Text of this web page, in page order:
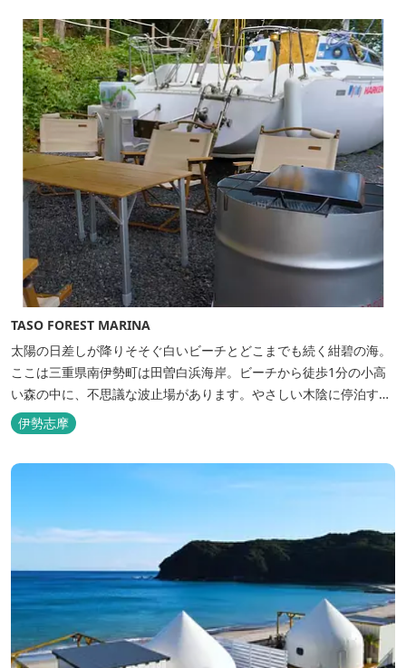
TASO FOREST MARINA
太陽の日差しが降りそそぐ白いビーチとどこまでも続く紺碧の海。
ここは三重県南伊勢町は田曽白浜海岸。ビーチから徒歩1分の小高
い森の中に、不思議な波止場があります。やさしい木陰に停泊する
のは3艇のヨット。日本初の森のマリーナです。 航海の気分高まる
インテリアは見た目からは想像できないほど広く、くつろぎの空
伊勢志摩